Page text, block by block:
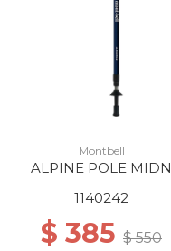
Montbell
ALPINE POLE MIDN
1140242
$ 385 $ 550